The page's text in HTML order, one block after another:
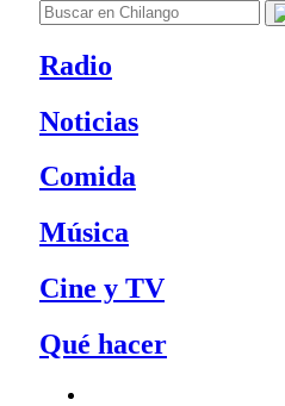
Radio
Noticias
Comida
Música
Cine y TV
Qué hacer